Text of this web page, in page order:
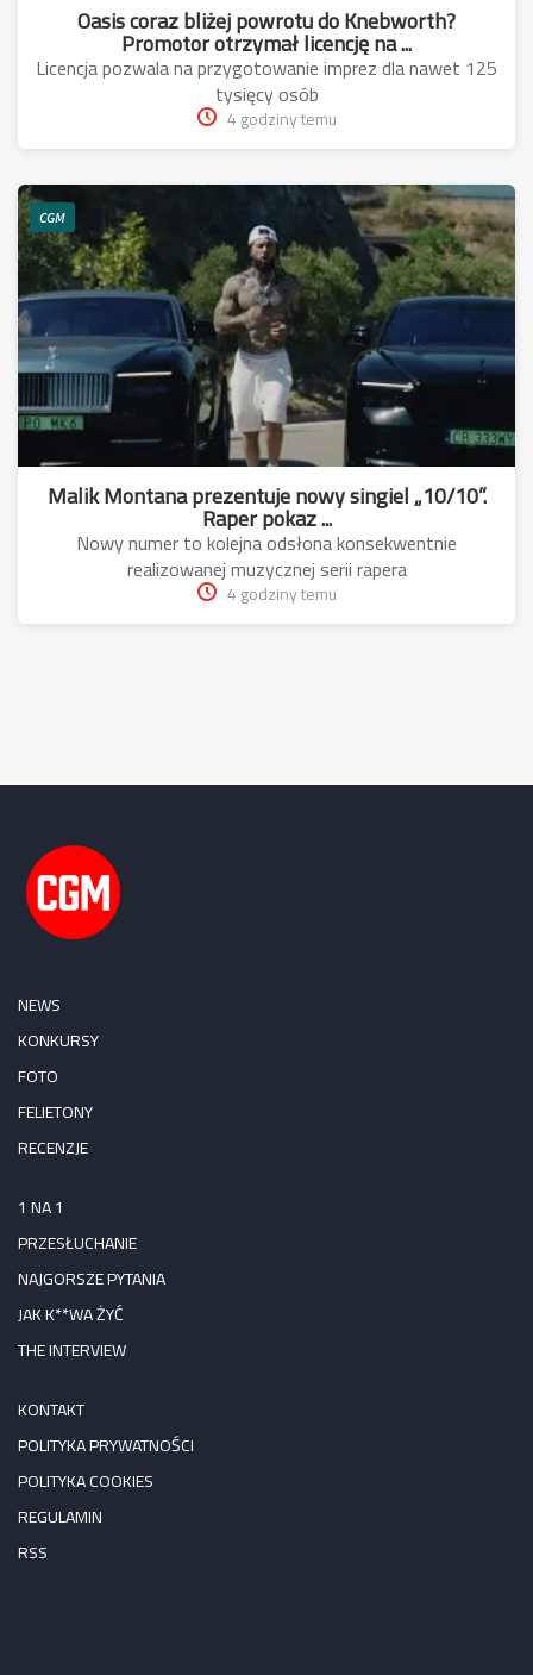
Oasis coraz bliżej powrotu do Knebworth?
Promotor otrzymał licencję na ...
Licencja pozwala na przygotowanie imprez dla nawet 125
tysięcy osób
4 godziny temu
CGM
Malik Montana prezentuje nowy singiel „10/10”.
Raper pokaz ...
Nowy numer to kolejna odsłona konsekwentnie
realizowanej muzycznej serii rapera
4 godziny temu
NEWS
KONKURSY
FOTO
FELIETONY
RECENZJE
1 NA 1
PRZESŁUCHANIE
NAJGORSZE PYTANIA
JAK K**WA ŻYĆ
THE INTERVIEW
KONTAKT
POLITYKA PRYWATNOŚCI
POLITYKA COOKIES
REGULAMIN
RSS